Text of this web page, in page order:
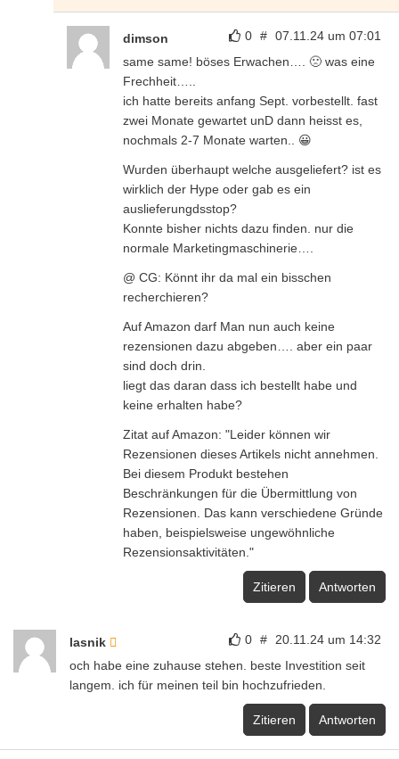
0 # 07.11.24 um 07:01
dimson
same same! böses Erwachen…. 🙁 was eine
Frechheit…..
ich hatte bereits anfang Sept. vorbestellt. fast
zwei Monate gewartet unD dann heisst es,
nochmals 2-7 Monate warten.. 😀
Wurden überhaupt welche ausgeliefert? ist es
wirklich der Hype oder gab es ein
auslieferungdsstop?
Konnte bisher nichts dazu finden. nur die
normale Marketingmaschinerie….
@ CG: Könnt ihr da mal ein bisschen
recherchieren?
Auf Amazon darf Man nun auch keine
rezensionen dazu abgeben…. aber ein paar
sind doch drin.
liegt das daran dass ich bestellt habe und
keine erhalten habe?
Zitat auf Amazon: "Leider können wir
Rezensionen dieses Artikels nicht annehmen.
Bei diesem Produkt bestehen
Beschränkungen für die Übermittlung von
Rezensionen. Das kann verschiedene Gründe
haben, beispielsweise ungewöhnliche
Rezensionsaktivitäten."
Zitieren Antworten
0 # 20.11.24 um 14:32
lasnik
och habe eine zuhause stehen. beste Investition seit
langem. ich für meinen teil bin hochzufrieden.
Zitieren Antworten